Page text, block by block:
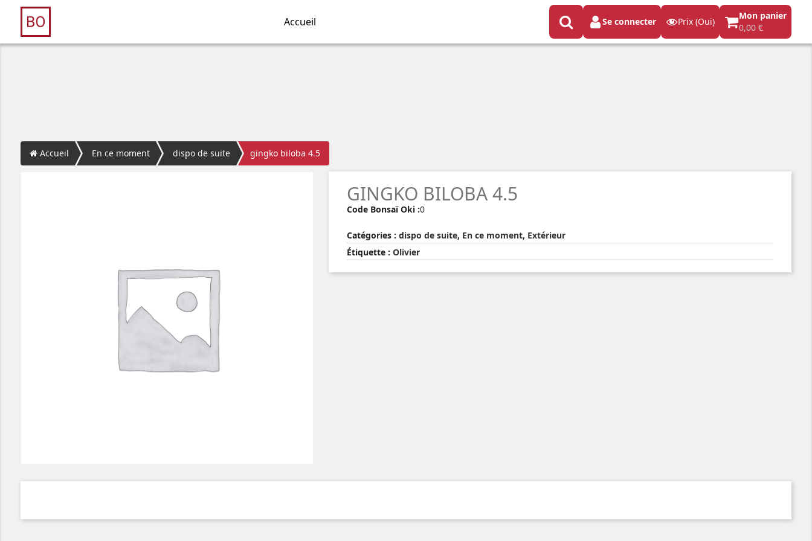
Accueil Se connecter Prix (Oui)
Mon panier
0,00 €
Accueil En ce moment dispo de suite gingko biloba 4.5
GINGKO BILOBA 4.5
Code Bonsaï Oki :0
Catégories :dispo de suite, En ce moment, Extérieur
Étiquette :Olivier